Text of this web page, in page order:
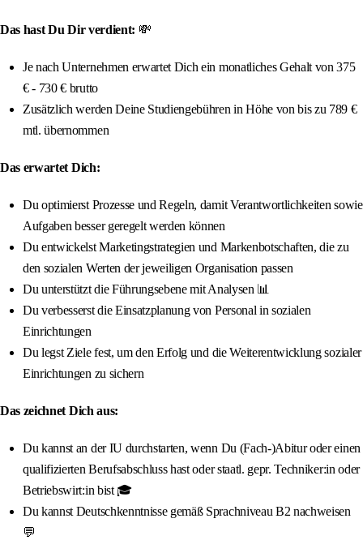
Das hast Du Dir verdient: 💸
Je nach Unternehmen erwartet Dich ein monatliches Gehalt von 375
€ - 730 € brutto
Zusätzlich werden Deine Studiengebühren in Höhe von bis zu 789 €
mtl. übernommen
Das erwartet Dich:
Du optimierst Prozesse und Regeln, damit Verantwortlichkeiten sowie
Aufgaben besser geregelt werden können
Du entwickelst Marketingstrategien und Markenbotschaften, die zu
den sozialen Werten der jeweiligen Organisation passen
Du unterstützt die Führungsebene mit Analysen 📊
Du verbesserst die Einsatzplanung von Personal in sozialen
Einrichtungen
Du legst Ziele fest, um den Erfolg und die Weiterentwicklung sozialer
Einrichtungen zu sichern
Das zeichnet Dich aus:
Du kannst an der IU durchstarten, wenn Du (Fach-)Abitur oder einen
qualifizierten Berufsabschluss hast oder staatl. gepr. Techniker:in oder
Betriebswirt:in bist 🎓
Du kannst Deutschkenntnisse gemäß Sprachniveau B2 nachweisen
💬